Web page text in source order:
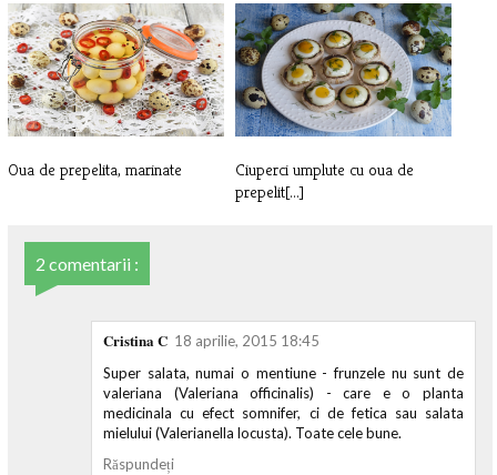
Salata de oua cu cartofi si hamsii Salata cu tortellini
Oua de prepelita, marinate
Ciuperci umplute cu oua de
prepelit[...]
2 comentarii :
Cristina C 18 aprilie, 2015 18:45
Super salata, numai o mentiune - frunzele nu sunt de
valeriana (Valeriana officinalis) - care e o planta
medicinala cu efect somnifer, ci de fetica sau salata
mielului (Valerianella locusta). Toate cele bune.
Răspundeți